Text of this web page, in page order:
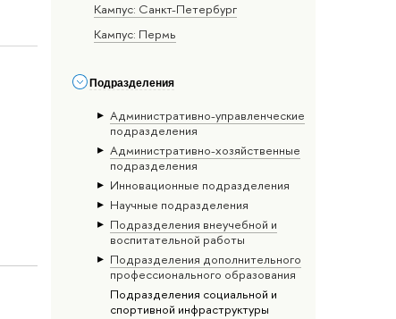
Кампус: Санкт-Петербург
Кампус: Пермь
Подразделения
Административно-управленческие
подразделения
Административно-хозяйственные
подразделения
Инновационные подразделения
Научные подразделения
Подразделения внеучебной и
воспитательной работы
Подразделения дополнительного
профессионального образования
Подразделения социальной и
спортивной инфраструктуры